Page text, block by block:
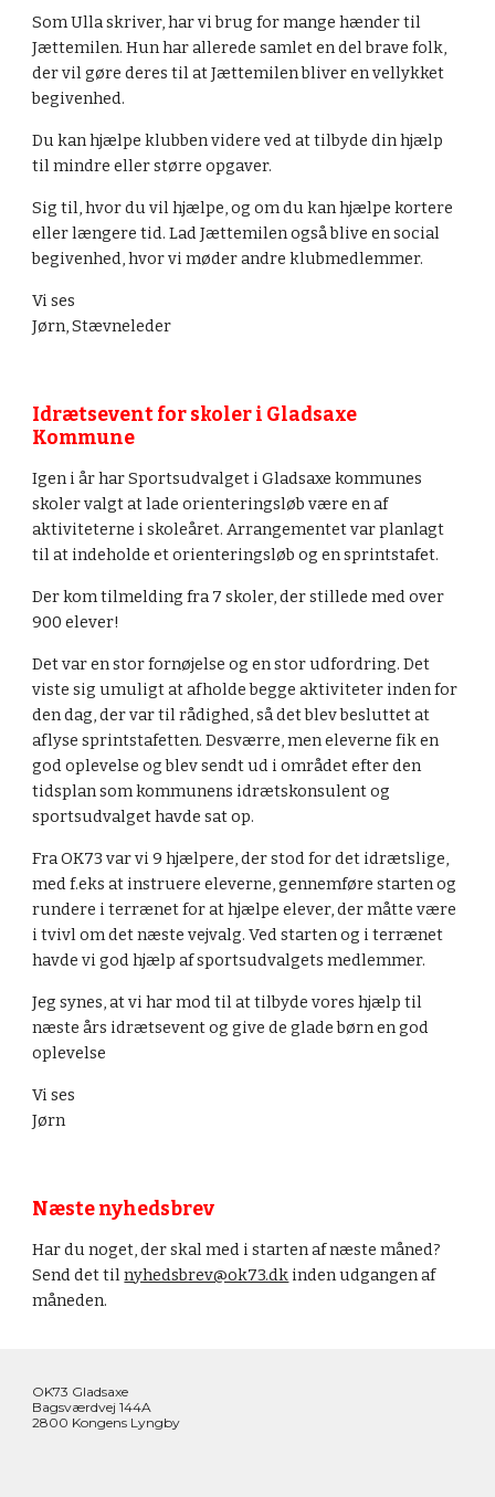
Som Ulla skriver, har vi brug for mange hænder til
Jættemilen. Hun har allerede samlet en del brave folk,
der vil gøre deres til at Jættemilen bliver en vellykket
begivenhed.
Du kan hjælpe klubben videre ved at tilbyde din hjælp
til mindre eller større opgaver.
Sig til, hvor du vil hjælpe, og om du kan hjælpe kortere
eller længere tid. Lad Jættemilen også blive en social
begivenhed, hvor vi møder andre klubmedlemmer.
Vi ses
Jørn, Stævneleder
Idrætsevent for skoler i Gladsaxe
Kommune
Igen i år har Sportsudvalget i Gladsaxe kommunes
skoler valgt at lade orienteringsløb være en af
aktiviteterne i skoleåret. Arrangementet var planlagt
til at indeholde et orienteringsløb og en sprintstafet.
Der kom tilmelding fra 7 skoler, der stillede med over
900 elever!
Det var en stor fornøjelse og en stor udfordring. Det
viste sig umuligt at afholde begge aktiviteter inden for
den dag, der var til rådighed, så det blev besluttet at
aflyse sprintstafetten. Desværre, men eleverne fik en
god oplevelse og blev sendt ud i området efter den
tidsplan som kommunens idrætskonsulent og
sportsudvalget havde sat op.
Fra OK73 var vi 9 hjælpere, der stod for det idrætslige,
med f.eks at instruere eleverne, gennemføre starten og
rundere i terrænet for at hjælpe elever, der måtte være
i tvivl om det næste vejvalg. Ved starten og i terrænet
havde vi god hjælp af sportsudvalgets medlemmer.
Jeg synes, at vi har mod til at tilbyde vores hjælp til
næste års idrætsevent og give de glade børn en god
oplevelse
Vi ses
Jørn
Næste nyhedsbrev
Har du noget, der skal med i starten af næste måned?
Send det til nyhedsbrev@ok73.dk inden udgangen af
måneden.
OK73 Gladsaxe
Bagsværdvej 144A
2800 Kongens Lyngby